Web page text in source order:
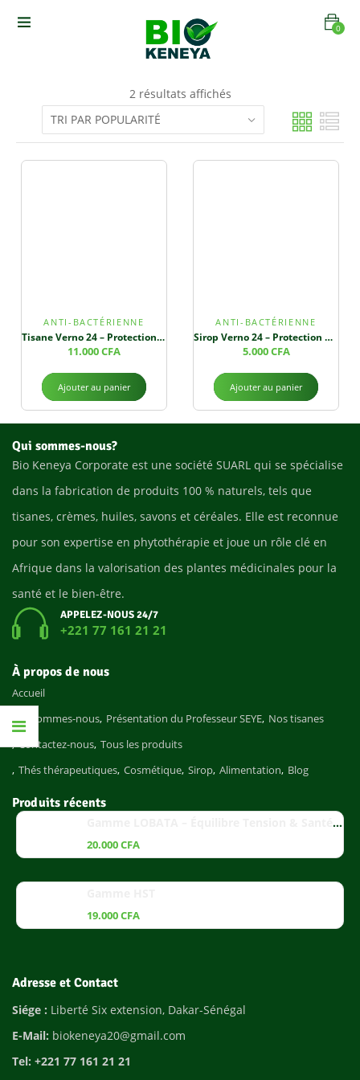
0
2 résultats affichés
ANTI-BACTÉRIENNE
Tisane Verno 24 – Protection Cellulaire et Santé Cardiovasculaire
11.000CFA
Ajouter au panier
ANTI-BACTÉRIENNE
Sirop Verno 24 – Protection Cellulaire et Santé Cardiovasculaire
5.000CFA
Ajouter au panier
Qui sommes-nous?
Bio Keneya Corporate est une société SUARL qui se spécialise
dans la fabrication de produits 100 % naturels, tels que
tisanes, crèmes, huiles, savons et céréales. Elle est reconnue
pour son expertise en phytothérapie et joue un rôle clé en
Afrique dans la valorisation des plantes médicinales pour la
santé et le bien-être.
APPELEZ-NOUS 24/7
+221 77 161 21 21
À propos de nous
Accueil
Qui sommes-nous Présentation du Professeur SEYE Nos tisanes
Contactez-nous Tous les produits
Thés thérapeutiques Cosmétique Sirop Alimentation Blog
Produits récents
Gamme LOBATA – Équilibre Tension & Santé Cardiaque
20.000CFA
19.000CFA
Adresse et Contact
Siége : Liberté Six extension, Dakar-Sénégal
E-Mail: biokeneya20@gmail.com
Tel: +221 77 161 21 21